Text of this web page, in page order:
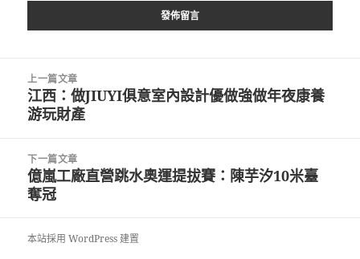
上一篇文章
上
一
文
章:
江西：做JIUYI俱意室內設計優做強做年夜康養
游玩財產
下一篇文章
下
一
文
億嵐工廠直營跳水奧運提拔賽：陳芋汐10米臺
奪冠
本站採用 WordPress 建置